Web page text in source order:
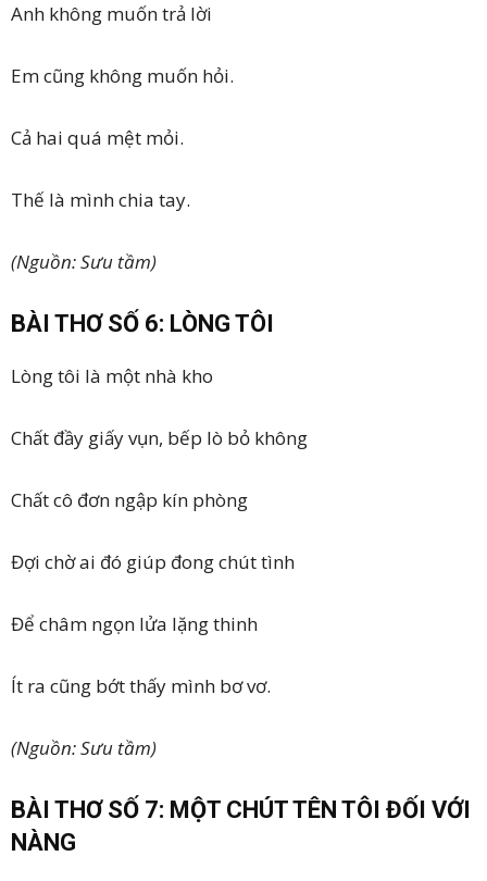
Anh không muốn trả lời
Em cũng không muốn hỏi.
Cả hai quá mệt mỏi.
Thế là mình chia tay.
(Nguồn: Sưu tầm)
BÀI THƠ SỐ 6: LÒNG TÔI
Lòng tôi là một nhà kho
Chất đầy giấy vụn, bếp lò bỏ không
Chất cô đơn ngập kín phòng
Đợi chờ ai đó giúp đong chút tình
Để châm ngọn lửa lặng thinh
Ít ra cũng bớt thấy mình bơ vơ.
(Nguồn: Sưu tầm)
BÀI THƠ SỐ 7: MỘT CHÚT TÊN TÔI ĐỐI VỚI
NÀNG